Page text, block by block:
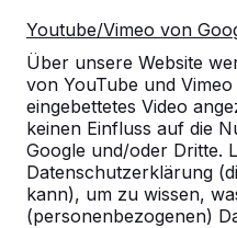
Youtube/Vimeo von
Über unsere Website
von YouTube und
eingebettetes Video
keinen Einfluss auf die
Google und/oder Dritte.
Datenschutzerklärung
kann), um zu wissen,
(personenbezogenen)
Können die
mit Werbung
Ist es unbedingt
unter dem Tisch
Fläche vorhanden